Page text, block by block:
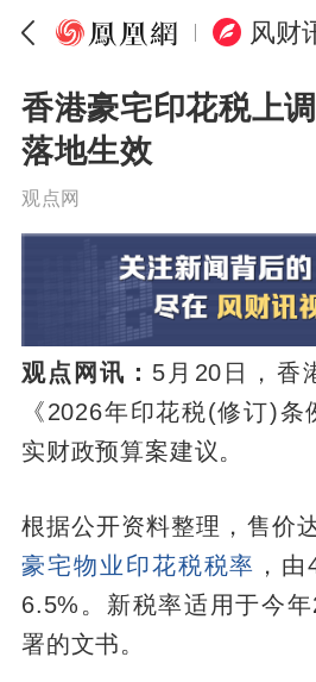
风财
香港豪宅印花税上
落地生效
观点网
观点网讯： 5月20日，香
《2026年印花税(修订)
实财政预算案建议。
根据公开资料整理，售价
豪宅物业印花税税率 ，
6.5%。新税率适用于今
署的文书。